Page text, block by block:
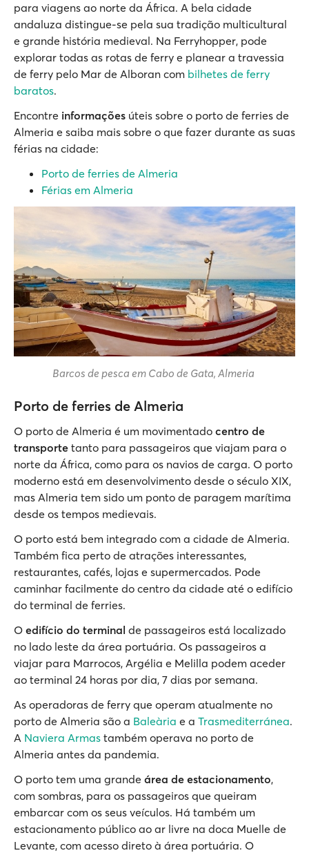
para viagens ao norte da África. A bela cidade
andaluza distingue-se pela sua tradição multicultural
e grande história medieval. Na Ferryhopper, pode
explorar todas as rotas de ferry e planear a travessia
de ferry pelo Mar de Alboran com bilhetes de ferry
baratos.
Encontre informações úteis sobre o porto de ferries de
Almeria e saiba mais sobre o que fazer durante as suas
férias na cidade:
Porto de ferries de Almeria
Férias em Almeria
Barcos de pesca em Cabo de Gata, Almeria
Porto de ferries de Almeria
O porto de Almeria é um movimentado centro de
transporte tanto para passageiros que viajam para o
norte da África, como para os navios de carga. O porto
moderno está em desenvolvimento desde o século XIX,
mas Almeria tem sido um ponto de paragem marítima
desde os tempos medievais.
O porto está bem integrado com a cidade de Almeria.
Também fica perto de atrações interessantes,
restaurantes, cafés, lojas e supermercados. Pode
caminhar facilmente do centro da cidade até o edifício
do terminal de ferries.
O edifício do terminal de passageiros está localizado
no lado leste da área portuária. Os passageiros a
viajar para Marrocos, Argélia e Melilla podem aceder
ao terminal 24 horas por dia, 7 dias por semana.
As operadoras de ferry que operam atualmente no
porto de Almeria são a Baleària e a Trasmediterránea.
A Naviera Armas também operava no porto de
Almeria antes da pandemia.
O porto tem uma grande área de estacionamento,
com sombras, para os passageiros que queiram
embarcar com os seus veículos. Há também um
estacionamento público ao ar livre na doca Muelle de
Levante, com acesso direto à área portuária. O